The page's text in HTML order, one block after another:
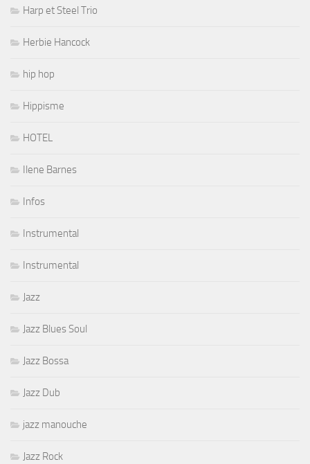
Harp et Steel Trio
Herbie Hancock
hip hop
Hippisme
HOTEL
Ilene Barnes
Infos
Instrumental
Instrumental
Jazz
Jazz Blues Soul
Jazz Bossa
Jazz Dub
jazz manouche
Jazz Rock